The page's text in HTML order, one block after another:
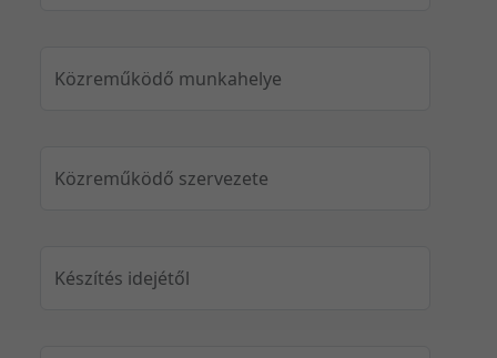
Közreműködő munkahelye
Közreműködő szervezete
Készítés idejétől